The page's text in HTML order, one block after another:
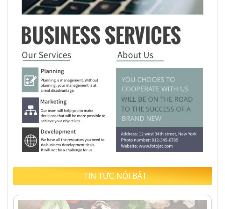
TIN TỨC NỔI BẬT